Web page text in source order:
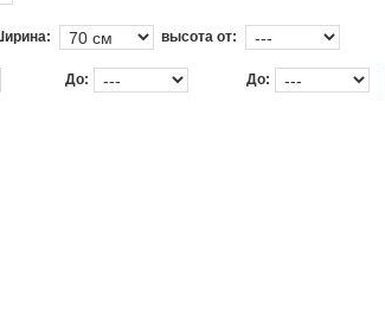
высота от:
До: До: